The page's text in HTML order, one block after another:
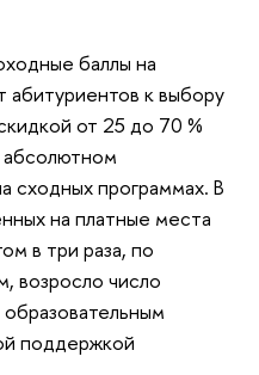
баллы на
к выбору
от 25 до 70 %
сходных программах. В
на платные места
в три раза, по
возросло число
поддержкой